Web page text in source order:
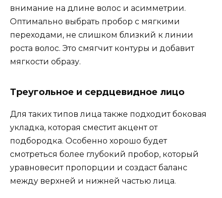
внимание на длине волос и асимметрии.
Оптимально выбрать пробор с мягкими
переходами, не слишком близкий к линии
роста волос. Это смягчит контуры и добавит
мягкости образу.
Треугольное и сердцевидное лицо
Для таких типов лица также подходит боковая
укладка, которая сместит акцент от
подбородка. Особенно хорошо будет
смотреться более глубокий пробор, который
уравновесит пропорции и создаст баланс
между верхней и нижней частью лица.